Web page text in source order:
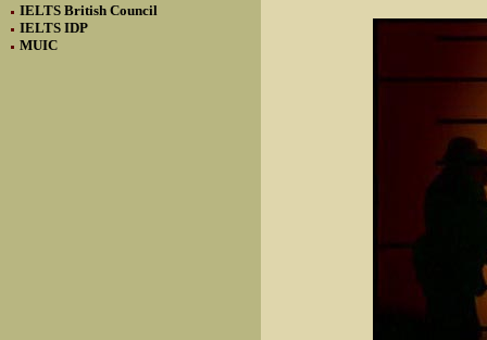
IELTS British Council
IELTS IDP
MUIC